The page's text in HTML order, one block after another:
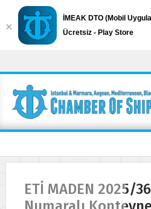
ETİ MADEN 2025/
İMEAK DTO (Mobil
Ücretsiz - Play Store